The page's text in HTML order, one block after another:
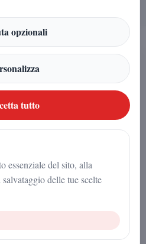
di Futuro Nazionale
Direzione
Nazionale
opzionali
tutto
essenziale del sito, alla
delle tue scelte